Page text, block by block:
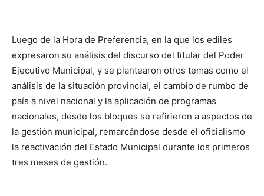
Luego de la Hora de Preferencia, en la que los ediles
expresaron su análisis del discurso del titular del Poder
Ejecutivo Municipal, y se plantearon otros temas como el
análisis de la situación provincial, el cambio de rumbo de
país a nivel nacional y la aplicación de programas
nacionales, desde los bloques se refirieron a aspectos de
la gestión municipal, remarcándose desde el oficialismo
la reactivación del Estado Municipal durante los primeros
tres meses de gestión.